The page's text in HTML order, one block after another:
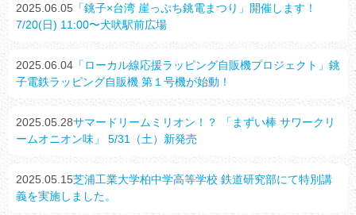
2025.06.05 「銚子×台湾 崖っぷち銚電まつり」開催します！
7/20(日) 11:00〜犬吠駅前広場
2025.06.04 「ローカル線応援ラッピング自販機プロジェクト」銚
子電鉄ラッピング自販機 第１号機が始動！
2025.05.28サマードリームミリオン！？ 「まずい棒 サワークリ
ームオニオン味」 5/31（土）新発売
2025.05.15芝浦工業大学柏中学高等学校 鉄道研究部にて特別講
義を実施しました。